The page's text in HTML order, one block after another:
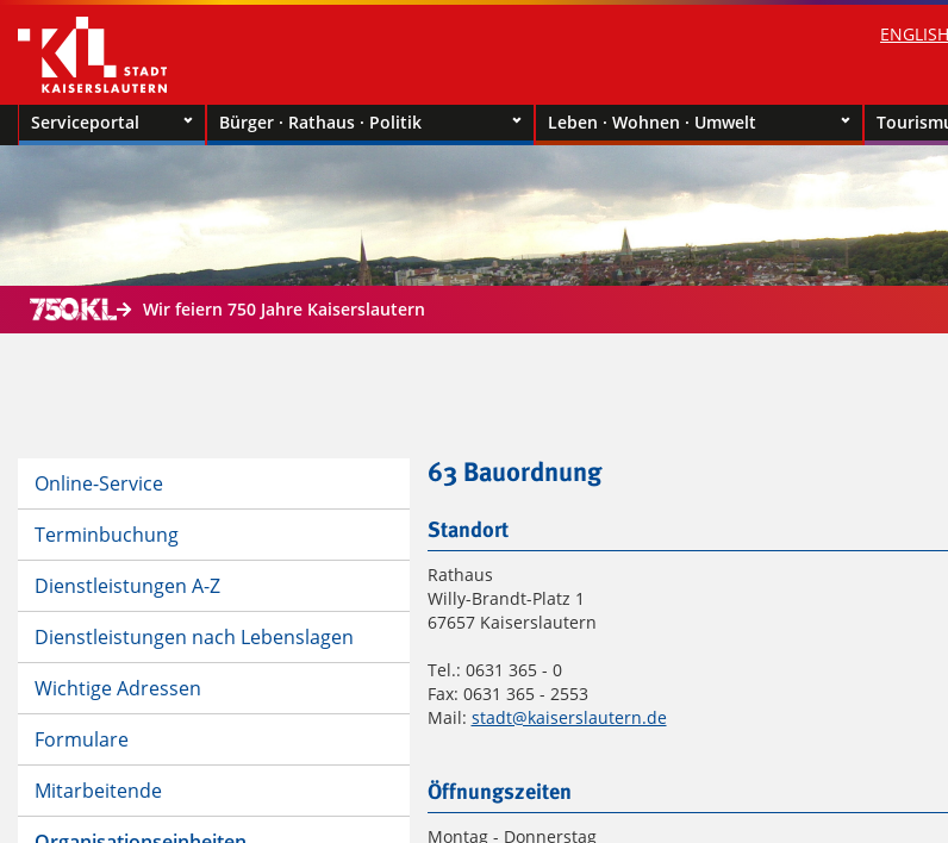
ENGLISH
Serviceportal Bürger · Rathaus · Politik Leben · Wohnen · Umwelt
Wir feiern 750 Jahre Kaiserslautern
Online-Service
Terminbuchung
Dienstleistungen A-Z
Dienstleistungen nach Lebenslagen
Wichtige Adressen
Formulare
Mitarbeitende
63 Bauordnung
Standort
Rathaus
Willy-Brandt-Platz 1
67657 Kaiserslautern
Tel.: 0631 365 - 0
Fax: 0631 365 - 2553
Mail: stadt@kaiserslautern.de
Öffnungszeiten
Montag - Donnerstag